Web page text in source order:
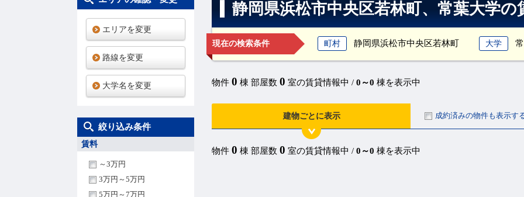
静岡県浜松市中央区若林町、常葉大学の
現在の検索条件 町村 静岡県浜松市中央区若林町 大学
物件 0 棟 部屋数 0 室の賃貸情報中 / 0～0 棟を表示中
建物ごとに表示 成約済みの物件も表示す
物件 0 棟 部屋数 0 室の賃貸情報中 / 0～0 棟を表示中
エリアを変更
路線を変更
大学名を変更
絞り込み条件
賃料
～3万円
3万円～5万円
5万円～7万円